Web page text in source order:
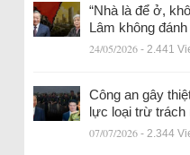
“Nhà là để ở,
Lâm không
24/05/2026 - 2.441
Công an gây
lực loại trừ trách
07/07/2026 - 2.344